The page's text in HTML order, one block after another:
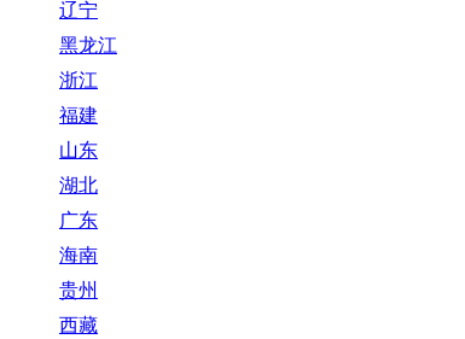
辽宁
黑龙江
浙江
福建
山东
湖北
广东
海南
贵州
西藏